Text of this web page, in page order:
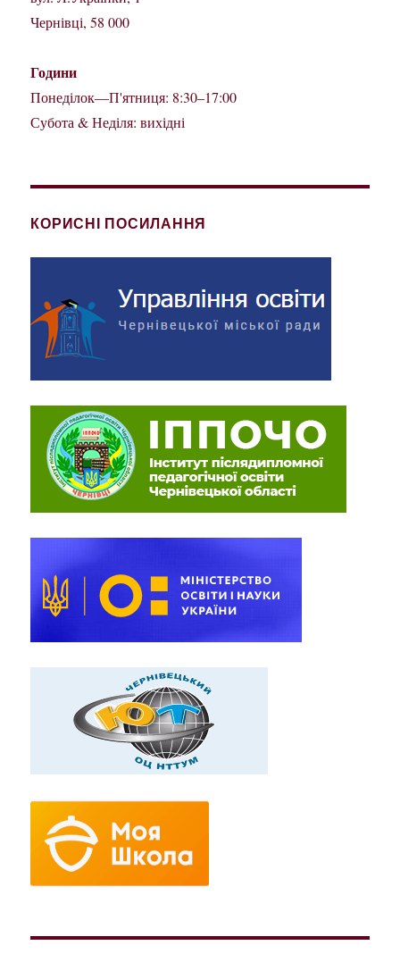
Чернівці, 58 000
Години
Понеділок—П'ятниця: 8:30–17:00
Субота & Неділя: вихідні
КОРИСНІ ПОСИЛАННЯ